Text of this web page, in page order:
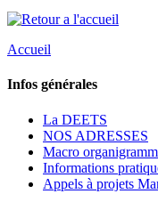
Accueil
Infos générales
La DEETS
NOS ADRESSES
Macro
Informations
Appels à projets